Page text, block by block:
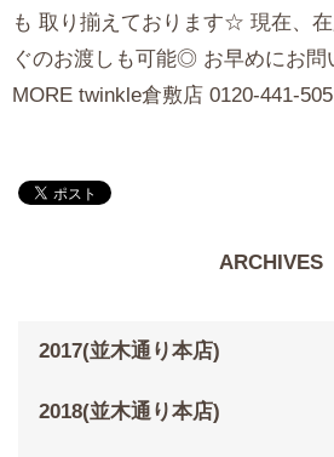
も 取り揃えております☆ 現在、
ぐのお渡しも可能◎ お早めにお問
MORE twinkle倉敷店 0120-441-505
ARCHIVES
2017(並木通り本店)
2018(並木通り本店)